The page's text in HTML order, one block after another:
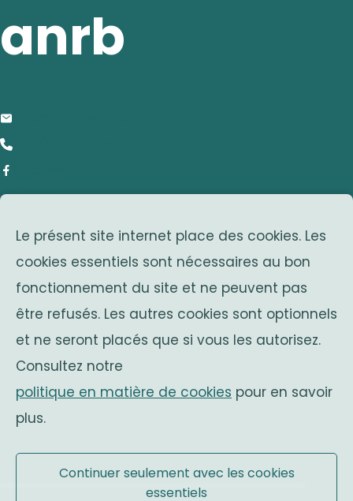
Le présent site internet place des cookies. Les
cookies essentiels sont nécessaires au bon
fonctionnement du site et ne peuvent pas
être refusés. Les autres cookies sont optionnels
et ne seront placés que si vous les autorisez.
Consultez notre
politique en matière de cookies pour en savoir
plus.
Continuer seulement avec les cookies
essentiels
anrb
adresse
Avenue Franklin Roosevelt 25
1050 Bruxelles
Belgium
associations sœurs
monarchie belge
Site officiel